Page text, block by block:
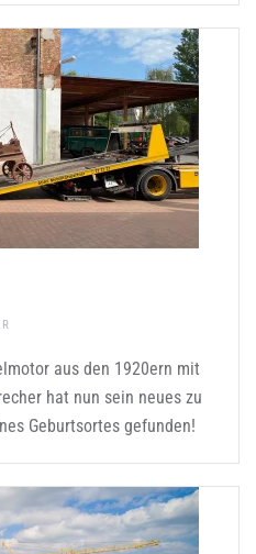
aus den 1920ern mit
hat nun sein neues zu
Geburtsortes gefunden!